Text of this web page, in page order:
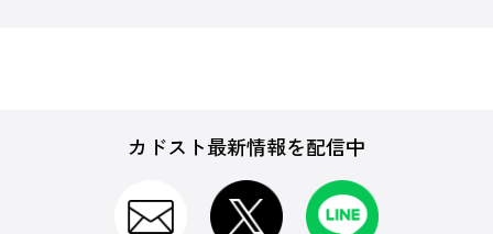
カドスト最新情報を配信中